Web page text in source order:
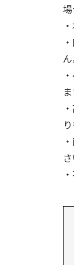
ん
ま
さ